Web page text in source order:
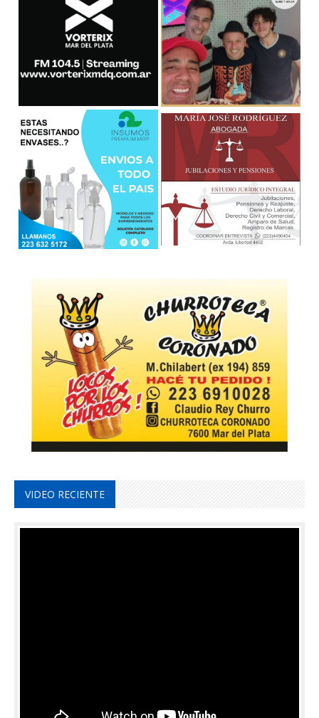
VIDEO RECIENTE